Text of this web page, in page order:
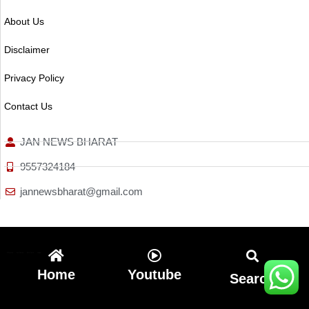
About Us
Disclaimer
Privacy Policy
Contact Us
JAN NEWS BHARAT
9557324184
jannewsbharat@gmail.com
Home Youtube Search